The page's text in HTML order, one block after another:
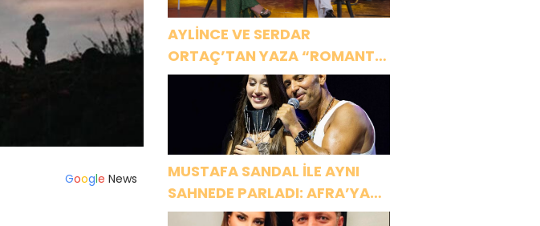
Google News
AYLİNCE VE SERDAR
ORTAÇ’TAN YAZA “ROMANTİK
AŞK” BOMBASI!
MUSTAFA SANDAL İLE AYNI
SAHNEDE PARLADI: AFRA’YA
HARBİYE’DE BÜYÜK ALKIŞ